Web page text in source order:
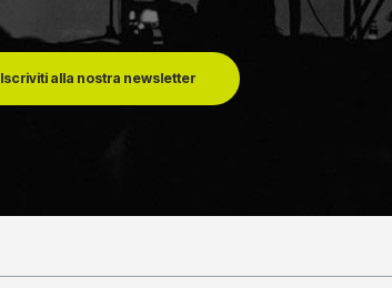
Iscriviti alla nostra newsletter